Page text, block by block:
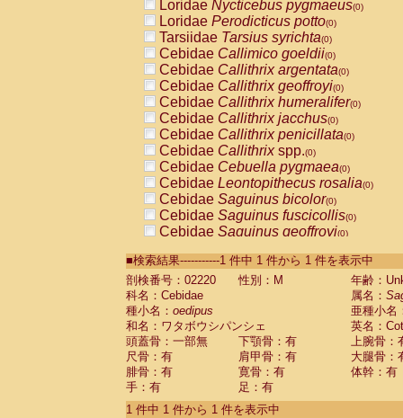
Loridae Nycticebus pygmaeus(0)
Loridae Perodicticus potto(0)
Tarsiidae Tarsius syrichta(0)
Cebidae Callimico goeldii(0)
Cebidae Callithrix argentata(0)
Cebidae Callithrix geoffroyi(0)
Cebidae Callithrix humeralifer(0)
Cebidae Callithrix jacchus(0)
Cebidae Callithrix penicillata(0)
Cebidae Callithrixspp.(0)
Cebidae Cebuella pygmaea(0)
Cebidae Leontopithecus rosalia(0)
Cebidae Saguinus bicolor(0)
Cebidae Saguinus fuscicollis(0)
Cebidae Saguinus geoffroyi(0)
CebidaeSaguinus labiatus(0)
Cebidae Saguinus leucopus (0)
Cebidae
Cebidae
CebidaeSaguinus nigricollis (0)
Cebidae Saguinus oedipus
Cebidae Saguinus weddelli
Cebidae Saguinusspp.
Cebidae Aotus trivirgatus
Cebidae Cebus albifrons
■検索結果-----------1 件中 1 件から 1 件を表示中
剖検番号：02220
性別：M
年齢：
科名：Cebidae
属名：
種小名： oedipus
亜種小名
和名：ワタボウシパンシェ
英名：
頭蓋骨：一部無
下顎骨：有
上腕骨：
尺骨：有
肩甲骨：有
大腿骨：
腓骨：有
寛骨：有
体幹：有
手：有
足：有
1 件中 1 件から 1 件を表示中